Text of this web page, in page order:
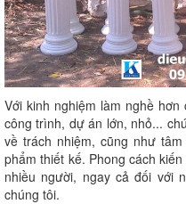
Với kinh nghiệm làm nghề
công trình, dự án lớn, nhỏ...
về trách nhiệm, cũng như
phẩm thiết kế. Phong cách
nhiều người, ngay cả đối với
chúng tôi.